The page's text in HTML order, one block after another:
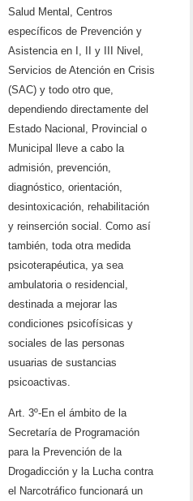
Salud Mental, Centros
específicos de Prevención y
Asistencia en I, II y III Nivel,
Servicios de Atención en Crisis
(SAC) y todo otro que,
dependiendo directamente del
Estado Nacional, Provincial o
Municipal lleve a cabo la
admisión, prevención,
diagnóstico, orientación,
desintoxicación, rehabilitación
y reinserción social. Como así
también, toda otra medida
psicoterapéutica, ya sea
ambulatoria o residencial,
destinada a mejorar las
condiciones psicofísicas y
sociales de las personas
usuarias de sustancias
psicoactivas.
Art. 3º-En el ámbito de la
Secretaría de Programación
para la Prevención de la
Drogadicción y la Lucha contra
el Narcotráfico funcionará un